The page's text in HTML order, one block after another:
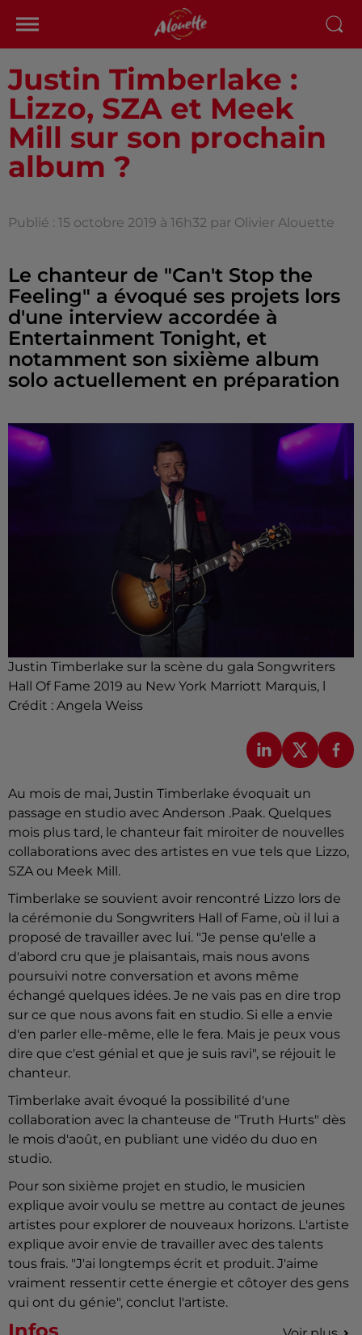
Justin Timberlake :
Lizzo, SZA et Meek
Mill sur son prochain
album ?
Publié : 15 octobre 2019 à 16h32 par Olivier Alouette
Le chanteur de "Can't Stop the
Feeling" a évoqué ses projets lors
d'une interview accordée à
Entertainment Tonight, et
notamment son sixième album
solo actuellement en préparation
Justin Timberlake sur la scène du gala Songwriters
Hall Of Fame 2019 au New York Marriott Marquis, l
Crédit : Angela Weiss
Au mois de mai, Justin Timberlake évoquait un
passage en studio avec Anderson .Paak. Quelques
mois plus tard, le chanteur fait miroiter de nouvelles
collaborations avec des artistes en vue tels que Lizzo,
SZA ou Meek Mill.
Timberlake se souvient avoir rencontré Lizzo lors de
la cérémonie du Songwriters Hall of Fame, où il lui a
proposé de travailler avec lui. "Je pense qu'elle a
d'abord cru que je plaisantais, mais nous avons
poursuivi notre conversation et avons même
échangé quelques idées. Je ne vais pas en dire trop
sur ce que nous avons fait en studio. Si elle a envie
d'en parler elle-même, elle le fera. Mais je peux vous
dire que c'est génial et que je suis ravi", se réjouit le
chanteur.
Timberlake avait évoqué la possibilité d'une
collaboration avec la chanteuse de "Truth Hurts" dès
le mois d'août, en publiant une vidéo du duo en
studio.
Pour son sixième projet en studio, le musicien
explique avoir voulu se mettre au contact de jeunes
artistes pour explorer de nouveaux horizons. L'artiste
explique avoir envie de travailler avec des talents
tous frais. "J'ai longtemps écrit et produit. J'aime
vraiment ressentir cette énergie et côtoyer des gens
qui ont du génie", conclut l'artiste.